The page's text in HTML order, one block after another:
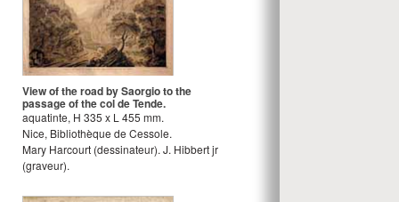
View of the road by Saorgio to the
passage of the col de Tende.
aquatinte, H 335 x L 455 mm.
Nice, Bibliothèque de Cessole.
Mary Harcourt (dessinateur). J. Hibbert jr
(graveur).